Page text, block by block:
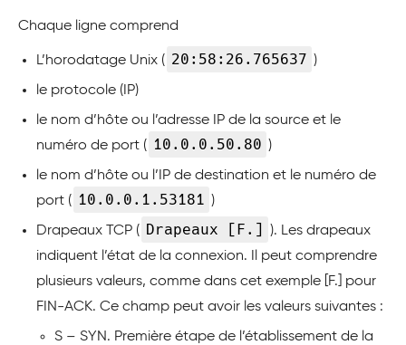
Chaque ligne comprend
L’horodatage Unix ( 20:58:26.765637 )
le protocole (IP)
le nom d’hôte ou l’adresse IP de la source et le
numéro de port (
10.0.0.50.80 )
le nom d’hôte ou l’IP de destination et le numéro de
port (
10.0.0.1.53181 )
Drapeaux TCP ( Drapeaux [F.]
). Les drapeaux
indiquent l’état de la connexion. Il peut comprendre
plusieurs valeurs, comme dans cet exemple [F.] pour
FIN-ACK. Ce champ peut avoir les valeurs suivantes :
S – SYN. Première étape de l’établissement de la